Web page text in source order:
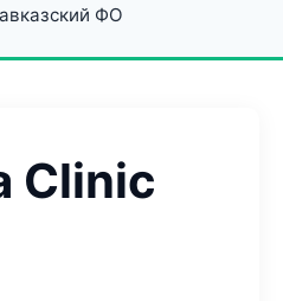
ФО
Clinic